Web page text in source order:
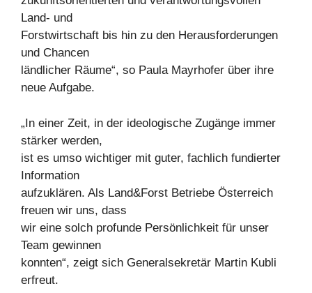
Land- und
Forstwirtschaft bis hin zu den Herausforderungen
und Chancen
ländlicher Räume“, so Paula Mayrhofer über ihre
neue Aufgabe.
„In einer Zeit, in der ideologische Zugänge immer
stärker werden,
ist es umso wichtiger mit guter, fachlich fundierter
Information
aufzuklären. Als Land&Forst Betriebe Österreich
freuen wir uns, dass
wir eine solch profunde Persönlichkeit für unser
Team gewinnen
konnten“, zeigt sich Generalsekretär Martin Kubli
erfreut.